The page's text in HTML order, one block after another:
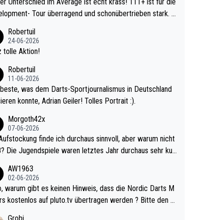
Tour überragend und schonübertrieben stark. U
Da gewinnst keinen Blumentopf - ist ja n
eines Kreisligisten vs einem Bu
Robertuil
24-06-2026
tolle Aktion!
Robertuil
11-06-2026
was dem Darts-Sportjournalismus in Deutschland
konnte, Adrian Geiler! Tolles Portrait :).
Morgoth42x
07-06-2026
finde ich durchaus sinnvoll, aber warum nicht
sehr kur
Somit ändert die automatische Qualifikation des Weltm
nichts. Ich denke sie wollen damit für nächste
AW1963
02-06-2026
M
kostenlos auf pluto.tv übertragen werden ? Bitte den A